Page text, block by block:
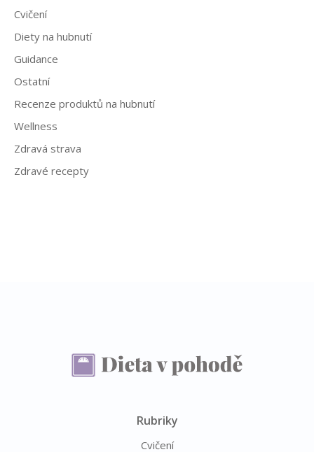
k
ů
Cvičení
Diety na hubnutí
Guidance
Ostatní
Recenze produktů na hubnutí
Wellness
Zdravá strava
Zdravé recepty
Rubriky
Cvičení